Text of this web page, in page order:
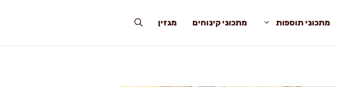
מתכוני תוספות מתכוני קינוחים מגזין